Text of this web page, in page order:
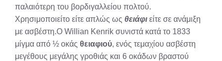
παλαιότερη του βορδιγαλλείου πολτού.
Χρησιμοποιείτο είτε απλώς ως θειάφι είτε σε ανάμιξη
με ασβέστη.Ο Willian Kenrik συνιστά κατά το 1833
μίγμα από ½ οκάς θειαφιού, ενός τεμαχίου ασβέστη
μεγέθους μεγάλης γροθιάς και 6 οκάδων βραστού